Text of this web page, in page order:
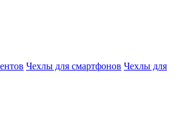
Чехлы для смартфонов Чехлы для